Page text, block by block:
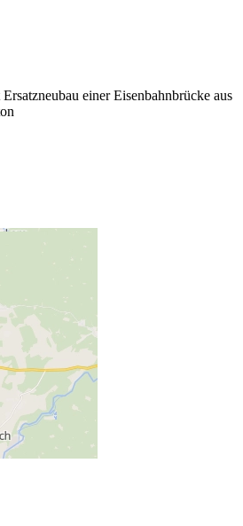
einer Eisenbahnbrücke aus